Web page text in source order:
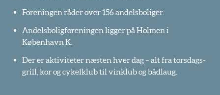
Foreningen råder over 156 andelsboliger.
Andelsboligforeningen ligger på Holmen i
København K.
Der er aktiviteter næsten hver dag – alt fra torsdags-
grill, kor og cykelklub til vinklub og bådlaug.